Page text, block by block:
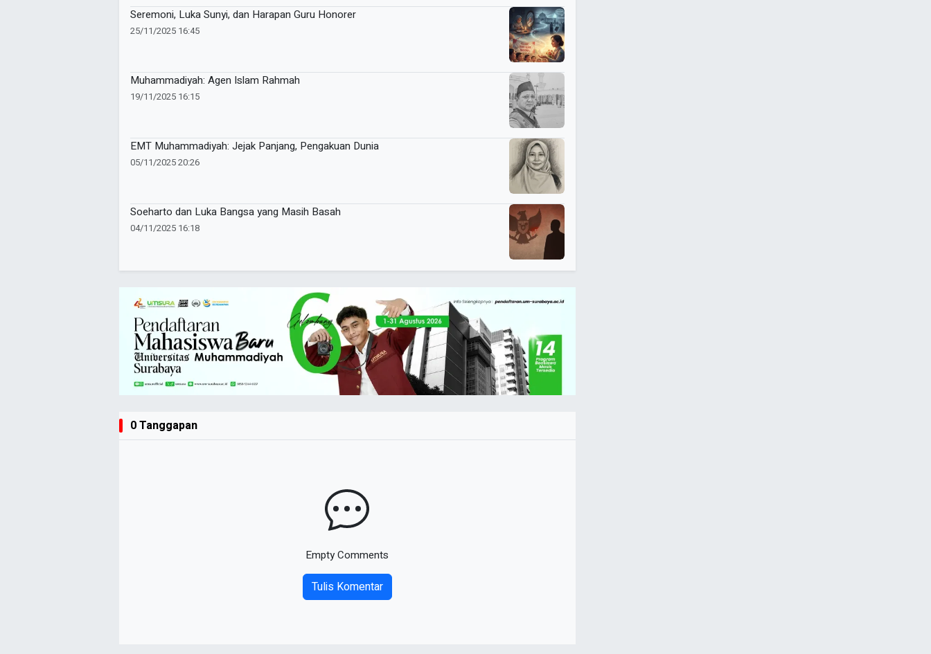
Seremoni, Luka Sunyi, dan Harapan Guru Honorer
25/11/2025 16:45
Muhammadiyah: Agen Islam Rahmah
19/11/2025 16:15
EMT Muhammadiyah: Jejak Panjang, Pengakuan Dunia
05/11/2025 20:26
Soeharto dan Luka Bangsa yang Masih Basah
04/11/2025 16:18
0 Tanggapan
Empty Comments
Tulis Komentar